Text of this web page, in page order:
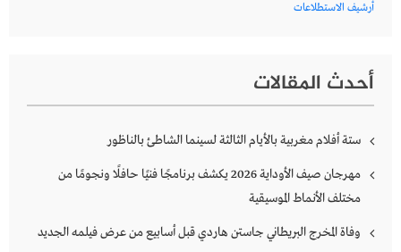
أرشيف الاستطلاعات
أحدث المقالات
ستة أفلام مغربية بالأيام الثالثة لسينما الشاطئ بالناظور
مهرجان صيف الأوداية 2026 يكشف برنامجًا فنيًا حافلًا ونجومًا من
مختلف الأنماط الموسيقية
وفاة المخرج البريطاني جاستن هاردي قبل أسابيع من عرض فيلمه الجديد